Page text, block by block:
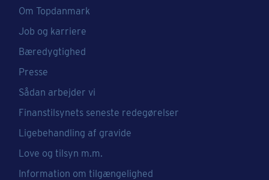
Om Topdanmark
Job og karriere
Bæredygtighed
Presse
Sådan arbejder vi
Finanstilsynets seneste redegørelser
Ligebehandling af gravide
Love og tilsyn m.m.
Information om tilgængelighed